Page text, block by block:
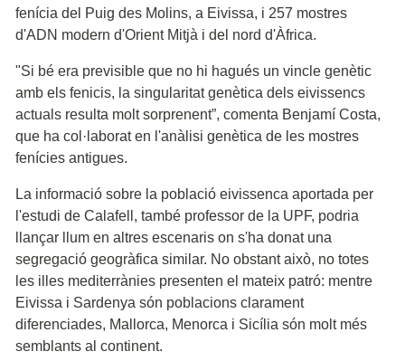
fenícia del Puig des Molins, a Eivissa, i 257 mostres
d'ADN modern d'Orient Mitjà i del nord d'Àfrica.
"Si bé era previsible que no hi hagués un vincle genètic
amb els fenicis, la singularitat genètica dels eivissencs
actuals resulta molt sorprenent”, comenta Benjamí Costa,
que ha col·laborat en l'anàlisi genètica de les mostres
fenícies antigues.
La informació sobre la població eivissenca aportada per
l'estudi de Calafell, també professor de la UPF, podria
llançar llum en altres escenaris on s'ha donat una
segregació geogràfica similar. No obstant això, no totes
les illes mediterrànies presenten el mateix patró: mentre
Eivissa i Sardenya són poblacions clarament
diferenciades, Mallorca, Menorca i Sicília són molt més
semblants al continent.